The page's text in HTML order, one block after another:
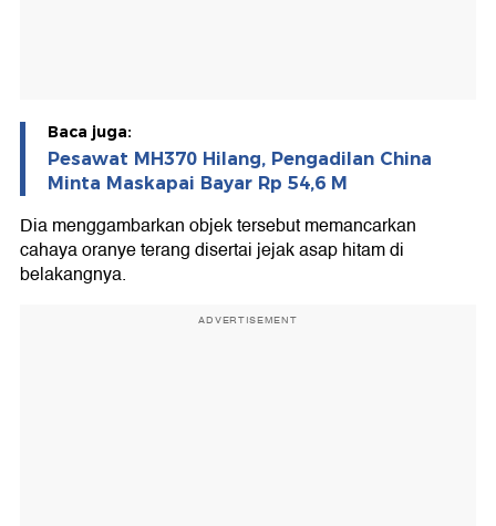
Baca juga:
Pesawat MH370 Hilang, Pengadilan China
Minta Maskapai Bayar Rp 54,6 M
Dia menggambarkan objek tersebut memancarkan
cahaya oranye terang disertai jejak asap hitam di
belakangnya.
ADVERTISEMENT